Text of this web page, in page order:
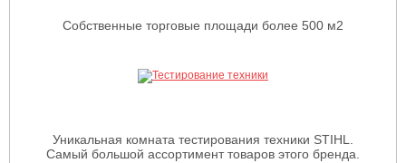
Собственные торговые площади более 500 м2
Уникальная комната тестирования техники STIHL.
Самый большой ассортимент товаров этого бренда.